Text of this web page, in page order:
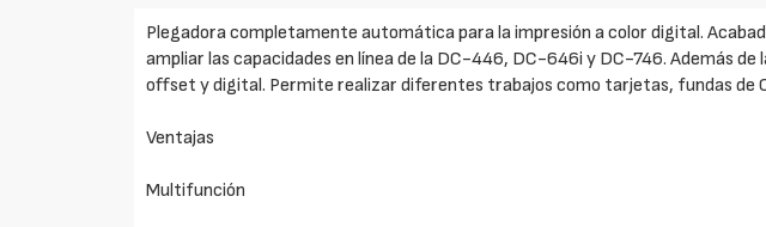
Plegadora completamente automática para la impresión a color digital.
ampliar las capacidades en línea de la DC-446, DC-646i y DC-746. Además
offset y digital. Permite realizar diferentes trabajos como tarjetas, fundas de
Ventajas
Multifunción